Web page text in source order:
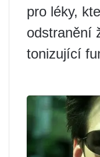
pro léky,
odstranění
tonizující